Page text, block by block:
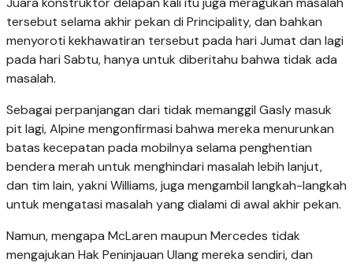
tersebut selama akhir pekan di Principality, dan bahkan
menyoroti kekhawatiran tersebut pada hari Jumat dan lagi
pada hari Sabtu, hanya untuk diberitahu bahwa tidak ada
masalah.
Sebagai perpanjangan dari tidak memanggil Gasly masuk
pit lagi, Alpine mengonfirmasi bahwa mereka menurunkan
batas kecepatan pada mobilnya selama penghentian
bendera merah untuk menghindari masalah lebih lanjut,
dan tim lain, yakni Williams, juga mengambil langkah-langkah
untuk mengatasi masalah yang dialami di awal akhir pekan.
Namun, mengapa McLaren maupun Mercedes tidak
mengajukan Hak Peninjauan Ulang mereka sendiri, dan